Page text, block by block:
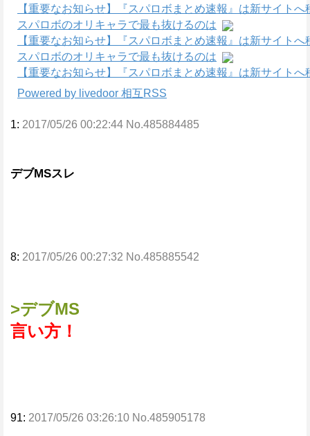
【重要なお知らせ】『スパロボまとめ速報』は新サイトへ
スパロボのオリキャラで最も抜けるのは
【重要なお知らせ】『スパロボまとめ速報』は新サイトへ
スパロボのオリキャラで最も抜けるのは
【重要なお知らせ】『スパロボまとめ速報』は新サイトへ
Powered by livedoor 相互RSS
1: 2017/05/26 00:22:44 No.485884485
デブMSスレ
8: 2017/05/26 00:27:32 No.485885542
>デブMS
言い方！
91: 2017/05/26 03:26:10 No.485905178